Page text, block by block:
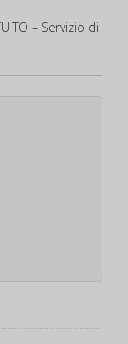
– Servizio di